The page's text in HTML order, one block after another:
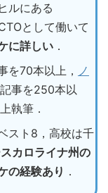
ルにある
として働いて
に詳しい ．
を70本以上， ノ
事を250本以
執筆．
スト8，高校は千
カロライナ州の
の経験あり ．